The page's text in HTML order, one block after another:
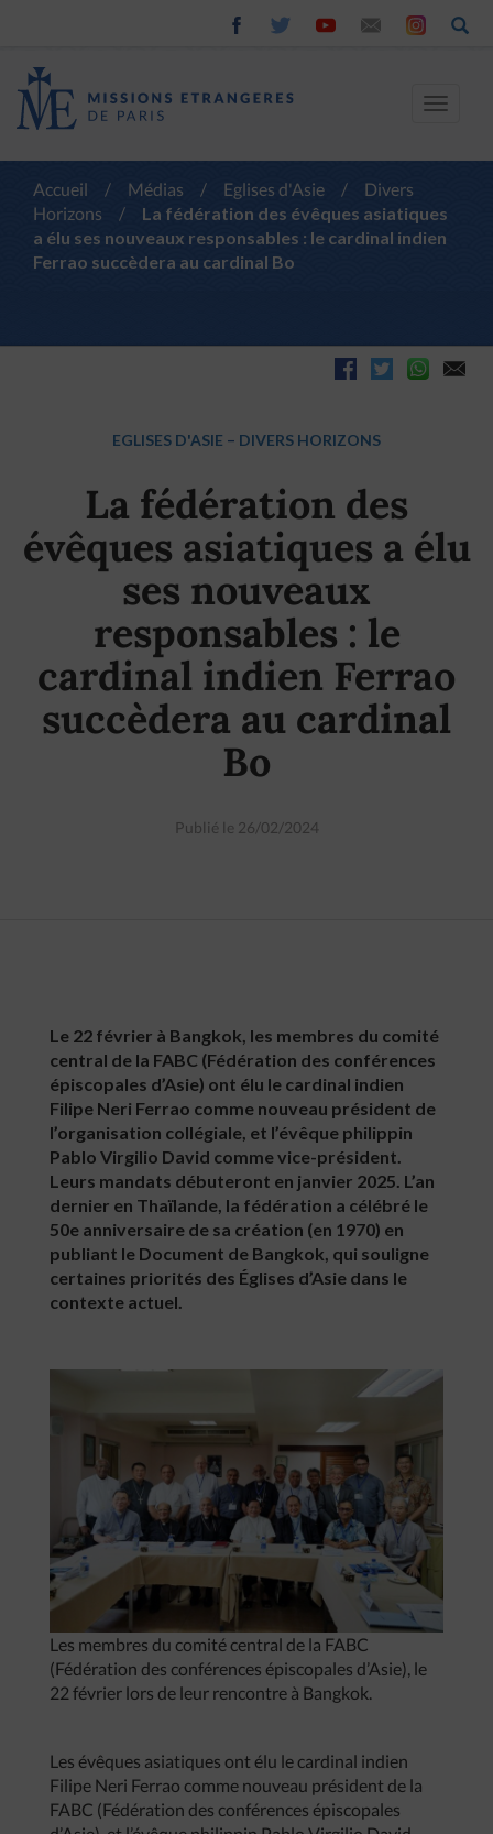
Toggle
Accueil / Médias / Eglises d'Asie /
Divers
Horizons
/
La fédération des évêques asiatiques
a élu ses nouveaux responsables : le cardinal indien
Ferrao succèdera au cardinal Bo
EGLISES D'ASIE – DIVERS HORIZONS
La fédération des
évêques asiatiques a élu
ses nouveaux
responsables : le
cardinal indien Ferrao
succèdera au cardinal
Bo
Publié le 26/02/2024
Le 22 février à Bangkok, les membres du comité
central de la FABC (Fédération des conférences
épiscopales d’Asie) ont élu le cardinal indien
Filipe Neri Ferrao comme nouveau président de
l’organisation collégiale, et l’évêque philippin
Pablo Virgilio David comme vice-président.
Leurs mandats débuteront en janvier 2025. L’an
dernier en Thaïlande, la fédération a célébré le
50e anniversaire de sa création (en 1970) en
publiant le Document de Bangkok, qui souligne
certaines priorités des Églises d’Asie dans le
contexte actuel.
Les membres du comité central de la FABC
(Fédération des conférences épiscopales d’Asie), le
22 février lors de leur rencontre à Bangkok.
Les évêques asiatiques ont élu le cardinal indien
Filipe Neri Ferrao comme nouveau président de la
FABC (Fédération des conférences épiscopales